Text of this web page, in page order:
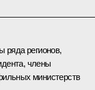
ряда регионов,
члены
министерств